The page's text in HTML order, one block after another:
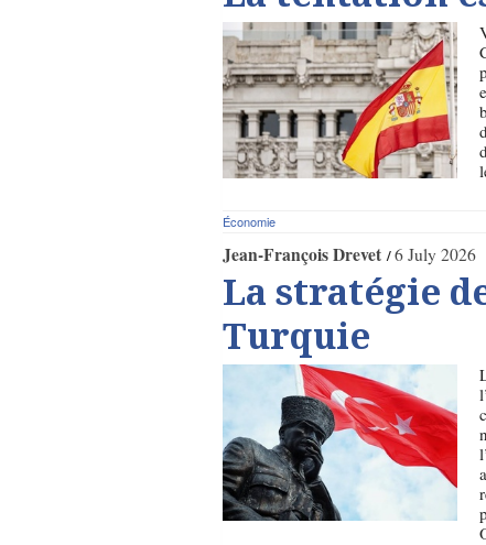
Économie
Jean-François Drevet 6 July 2026
La stratégie
Turquie